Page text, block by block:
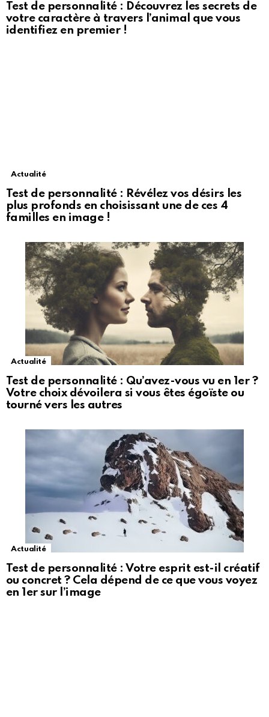
Test de personnalité : Découvrez les secrets de
votre caractère à travers l’animal que vous
identifiez en premier !
Actualité
Test de personnalité : Révélez vos désirs les
plus profonds en choisissant une de ces 4
familles en image !
Actualité
Test de personnalité : Qu’avez-vous vu en 1er ?
Votre choix dévoilera si vous êtes égoïste ou
tourné vers les autres
Actualité
Test de personnalité : Votre esprit est-il créatif
ou concret ? Cela dépend de ce que vous voyez
en 1er sur l’image